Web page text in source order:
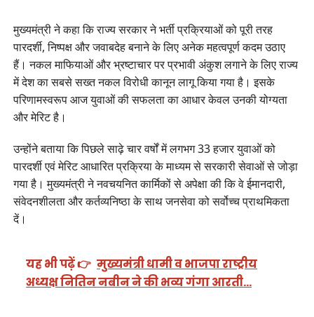
मुख्यमंत्री ने कहा कि राज्य सरकार ने भर्ती प्रक्रियाओं को पूरी तरह
पारदर्शी, निष्पक्ष और जवाबदेह बनाने के लिए अनेक महत्वपूर्ण कदम उठाए
हैं। नकल माफियाओं और भ्रष्टाचार पर प्रभावी अंकुश लगाने के लिए राज्य
में देश का सबसे सख्त नकल विरोधी कानून लागू किया गया है। इसके
परिणामस्वरूप आज युवाओं की सफलता का आधार केवल उनकी योग्यता
और मेरिट है।
उन्होंने बताया कि पिछले साढ़े चार वर्षों में लगभग 33 हजार युवाओं को
पारदर्शी एवं मेरिट आधारित प्रक्रिया के माध्यम से सरकारी सेवाओं से जोड़ा
गया है। मुख्यमंत्री ने नवचयनित कार्मिकों से अपेक्षा की कि वे ईमानदारी,
संवेदनशीलता और कर्तव्यनिष्ठा के साथ जनसेवा को सर्वोच्च प्राथमिकता
दें।
यह भी पढ़ें 👉 मुख्यमंत्री धामी व भाजपा राष्ट्रीय
अध्यक्ष नितिन नबीन ने की भव्य गंगा आरती…